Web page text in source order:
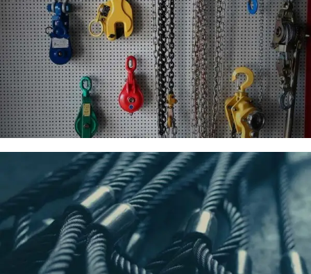
Συστήματα Έλξης - Ανύψωσης -
Πρόσδεσης